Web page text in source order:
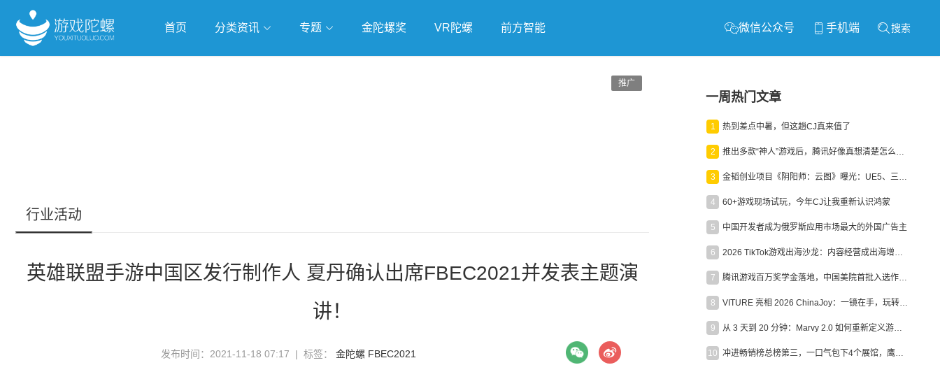
首页 分类资讯 专题 金陀螺奖 VR陀螺 前方智能 微信公众号 手机端 搜索
推广
行业活动
英雄联盟手游中国区发行制作人 夏丹确认出席FBEC2021并发表主题演
讲！
发布时间：2021-11-18 07:17 | 标签： 金陀螺 FBEC2021
一周热门文章
1 热到差点中暑，但这趟CJ真来值了
2 推出多款“神人”游戏后，腾讯好像真想清楚怎么做二次元了
3 金韬创业项目《阴阳师：云图》曝光：UE5、三端互通、ARPG
4 60+游戏现场试玩，今年CJ让我重新认识鸿蒙
5 中国开发者成为俄罗斯应用市场最大的外国广告主
6 2026 TikTok游戏出海沙龙：内容经营成出海增长新引擎
7 腾讯游戏百万奖学金落地，中国美院首批入选作品获业内关注
8 VITURE 亮相 2026 ChinaJoy：一镜在手，玩转全场！
9 从 3 天到 20 分钟：Marvy 2.0 如何重新定义游戏出海营销效率？
10 冲进畅销榜总榜第三，一口气包下4个展馆，鹰角把嘉年华做爆了